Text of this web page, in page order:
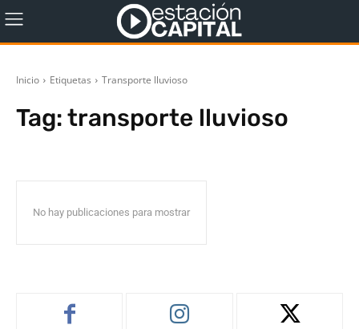
Inicio Etiquetas Transporte lluvioso
Tag:transporte lluvioso
No hay publicaciones para mostrar